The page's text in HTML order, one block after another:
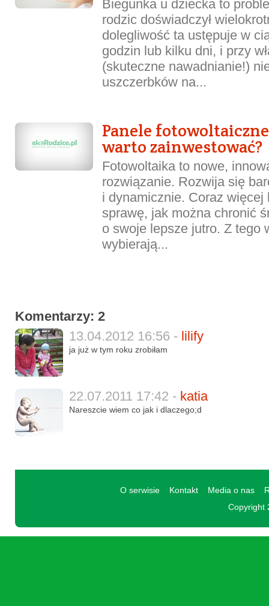
Biegunka u dziecka to
rodzic doświadczył
dolegliwość ta ustępuje w
godzin lub kilku dni, i przy
(skuteczne nawadnianie!)
uszczerbków na...
Panele
warto zainwestować?
Fotowoltaika to nowe,
rozwiązanie. Rozwija się
i dynamicznie. Coraz więcej
sprawę, jak można chronić
o swoje lepsze jutro. Z tego
wybierają...
Komentarzy: 2
13.04.2012 16:56 - lilify
ja już w tym roku zrobiłam
22.07.2011 17:42 - katia
Nareszcie wiem co jak i dlaczego;d
O serwisie Kontakt Media o nas
Copyright